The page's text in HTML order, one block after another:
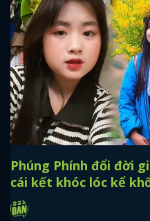
Phúng Phính đổi đời
cái kết khóc lóc kể